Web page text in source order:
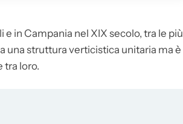
in Campania nel XIX secolo, tra le più
una struttura verticistica unitaria ma è
tra loro.